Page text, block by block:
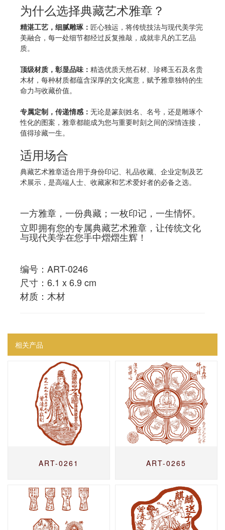
为什么选择典藏艺术雅章？
精湛工艺，细腻雕琢： 匠心独运，将传统技法与现代美学完
美融合，每一处细节都经过反复推敲，成就非凡的工艺品
质。
顶级材质，彰显品味： 精选优质天然石材、珍稀玉石及名贵
木材，每种材质都蕴含深厚的文化寓意，赋予雅章独特的生
命力与收藏价值。
专属定制，传递情感： 无论是篆刻姓名、名号，还是雕琢个
性化的图案，雅章都能成为您与重要时刻之间的深情连接，
值得珍藏一生。
适用场合
典藏艺术雅章适合用于身份印记、礼品收藏、企业定制及艺
术展示，是高端人士、收藏家和艺术爱好者的必备之选。
一方雅章，一份典藏；一枚印记，一生情怀。
立即拥有您的专属典藏艺术雅章，让传统文化
与现代美学在您手中熠熠生辉！
编号：ART-0246
尺寸：6.1 x 6.9 cm
材质：木材
相关产品
ART-0261 ART-0265